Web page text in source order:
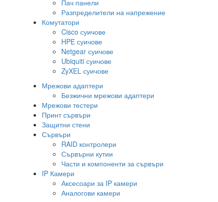
Пач панели
Разпределители на напрежение
Комутатори
Cisco суичове
HPE суичове
Netgear суичове
Ubiquiti суичове
ZyXEL суичове
Мрежови адаптери
Безжични мрежови адаптери
Мрежови тестери
Принт сървъри
Защитни стени
Сървъри
RAID контролери
Сървърни кутии
Части и компоненти за сървъри
IP Камери
Аксесоари за IP камери
Аналогови камери